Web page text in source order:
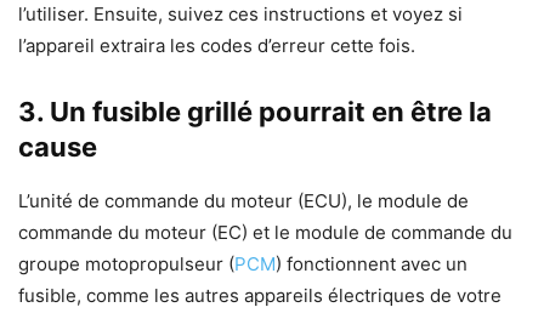
l’utiliser. Ensuite, suivez ces instructions et voyez si
l’appareil extraira les codes d’erreur cette fois.
3. Un fusible grillé pourrait en être la
cause
L’unité de commande du moteur (ECU), le module de
commande du moteur (EC) et le module de commande du
groupe motopropulseur (PCM) fonctionnent avec un
fusible, comme les autres appareils électriques de votre